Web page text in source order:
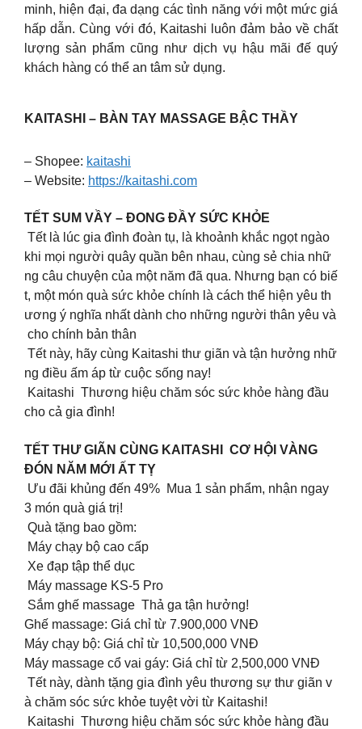
minh, hiện đại, đa dạng các tình năng với một mức giá
hấp dẫn. Cùng với đó, Kaitashi luôn đảm bảo về chất
lượng sản phẩm cũng như dịch vụ hậu mãi đế quý
khách hàng có thể an tâm sử dụng.
KAITASHI – BÀN TAY MASSAGE BẬC THẦY
– Shopee: kaitashi
– Website: https://kaitashi.com
TẾT SUM VẦY – ĐONG ĐẦY SỨC KHỎE
Tết là lúc gia đình đoàn tụ, là khoảnh khắc ngọt ngào
khi mọi người quây quần bên nhau, cùng sẻ chia nhữ
ng câu chuyện của một năm đã qua. Nhưng bạn có biế
t, một món quà sức khỏe chính là cách thể hiện yêu th
ương ý nghĩa nhất dành cho những người thân yêu và
cho chính bản thân
Tết này, hãy cùng Kaitashi thư giãn và tận hưởng nhữ
ng điều ấm áp từ cuộc sống nay!
Kaitashi Thương hiệu chăm sóc sức khỏe hàng đầu
cho cả gia đình!
TẾT THƯ GIÃN CÙNG KAITASHI CƠ HỘI VÀNG
ĐÓN NĂM MỚI ẤT TỴ
Ưu đãi khủng đến 49% Mua 1 sản phẩm, nhận ngay
3 món quà giá trị!
Quà tặng bao gồm:
Máy chạy bộ cao cấp
Xe đạp tập thể dục
Máy massage KS-5 Pro
Sắm ghế massage Thả ga tận hưởng!
️Ghế massage: Giá chỉ từ 7.900,000 VNĐ
️Máy chạy bộ: Giá chỉ từ 10,500,000 VNĐ
️Máy massage cổ vai gáy: Giá chỉ từ 2,500,000 VNĐ
Tết này, dành tặng gia đình yêu thương sự thư giãn v
à chăm sóc sức khỏe tuyệt vời từ Kaitashi!
Kaitashi Thương hiệu chăm sóc sức khỏe hàng đầu